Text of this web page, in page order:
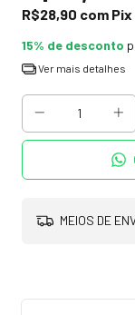
R$28,90 com Pix
15% de desconto
Ver mais detalhes
MEIOS DE